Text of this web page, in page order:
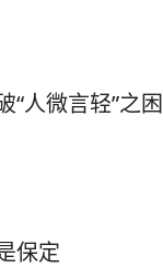
“人微言轻”之困
保定